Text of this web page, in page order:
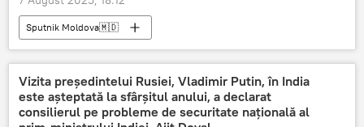
Sputnik Moldova🇲🇩
Vizita președintelui Rusiei, Vladimir Putin, în India
este așteptată la sfârșitul anului, a declarat
consilierul pe probleme de securitate națională al